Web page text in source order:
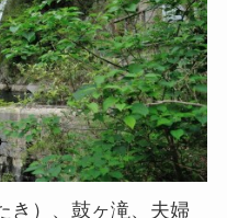
き）、鼓ヶ滝、夫婦